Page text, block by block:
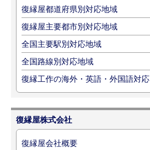
復縁屋都道府県別対応地域
復縁屋主要都市別対応地域
全国主要駅別対応地域
全国路線別対応地域
復縁工作の海外・英語・外国語対応
復縁屋株式会社
復縁屋会社概要